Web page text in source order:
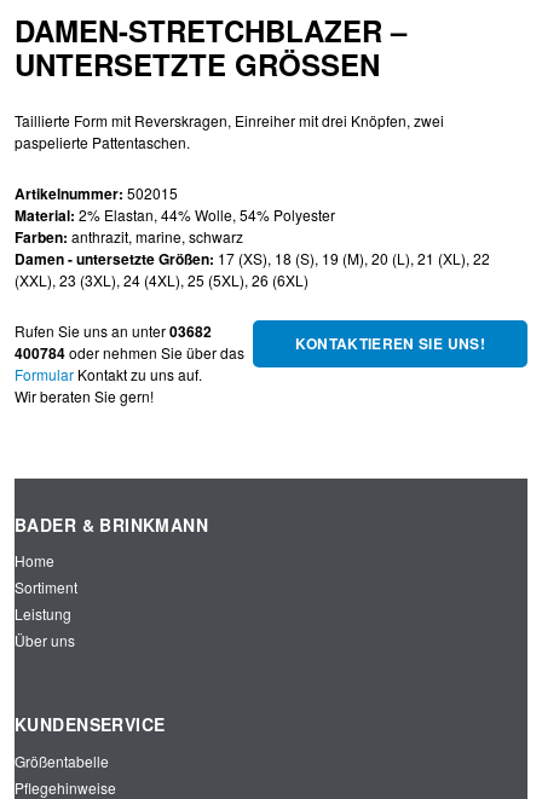
DAMEN-STRETCHBLAZER –
UNTERSETZTE GRÖSSEN
Taillierte Form mit Reverskragen, Einreiher mit drei Knöpfen, zwei
paspelierte Pattentaschen.
Artikelnummer: 502015
Material: 2% Elastan, 44% Wolle, 54% Polyester
Farben: anthrazit, marine, schwarz
Damen - untersetzte Größen: 17 (XS), 18 (S), 19 (M), 20 (L), 21 (XL), 22
(XXL), 23 (3XL), 24 (4XL), 25 (5XL), 26 (6XL)
KONTAKTIEREN SIE UNS!
Rufen Sie uns an unter03682
400784oder nehmen Sie über das
Formular Kontakt zu uns auf.
Wir beraten Sie gern!
BADER & BRINKMANN
Home
Sortiment
Leistung
Über uns
KUNDENSERVICE
Größentabelle
Pflegehinweise